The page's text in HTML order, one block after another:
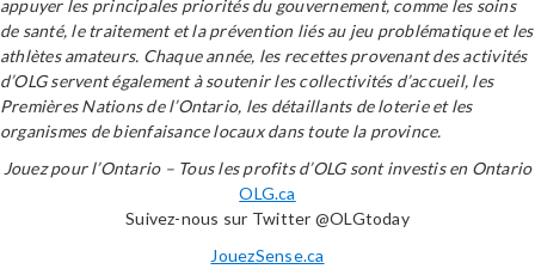
appuyer les principales priorités du gouvernement, comme les soins
de santé, le traitement et la prévention liés au jeu problématique et les
athlètes amateurs. Chaque année, les recettes provenant des activités
d’OLG servent également à soutenir les collectivités d’accueil, les
Premières Nations de l’Ontario, les détaillants de loterie et les
organismes de bienfaisance locaux dans toute la province.
Jouez pour l’Ontario – Tous les profits d’OLG sont investis en Ontario
OLG.ca
Suivez-nous sur Twitter @OLGtoday
JouezSense.ca